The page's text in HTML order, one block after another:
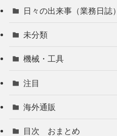
日々の出来事（業務日誌）
未分類
機械・工具
注目
海外通販
目次 おまとめ